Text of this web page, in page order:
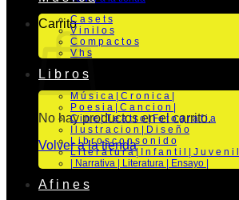
Carrito
No hay productos en el carrito.
Volver a la tienda
C a s e t s
V i n i l o s
C o m p a c t o s
V h s
L i b r o s
M ú s i c a | C r o n i c a |
P o e s i a | C a n c i o n |
C i n e | T e a t r o | Fo t o g r a f i a
I l u s t r a c i o n | D i s e ñ o
L i b r o s c o n s o n i d o
L i t e r a t u r a | I n f a n t i l | J u v e n i l |
| Narrativa | Literatura | Ensayo |
A f i n e s